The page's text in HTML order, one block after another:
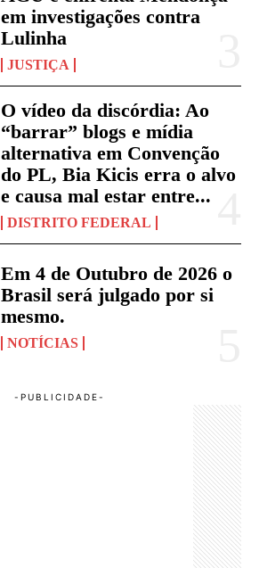
em investigações contra
Lulinha
JUSTIÇA
O vídeo da discórdia: Ao
“barrar” blogs e mídia
alternativa em Convenção
do PL, Bia Kicis erra o alvo
e causa mal estar entre...
DISTRITO FEDERAL
Em 4 de Outubro de 2026 o
Brasil será julgado por si
mesmo.
NOTÍCIAS